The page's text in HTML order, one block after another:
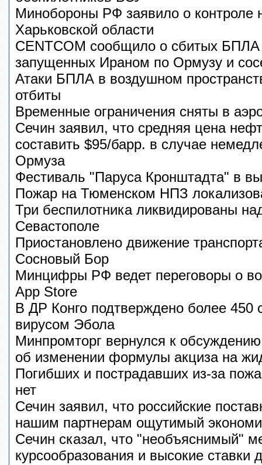
Минобороны РФ заявило о контроле
Харьковской области
CENTCOM сообщило о сбитых БПЛА
запущенных Ираном по Ормузу и
Атаки БПЛА в воздушном
отбиты
Временные ограничения сняты в
Сечин заявил, что средняя цена
составить $95/барр. в случае
Ормуза
Фестиваль "Паруса Кронштадта" в
Пожар на Тюменском НПЗ
Три беспилотника ликвидированы
Севастополе
Приостановлено движение
Сосновый Бор
Минцифры РФ ведет переговоры о
App Store
В ДР Конго подтверждено более 450
вирусом Эбола
Минпромторг вернулся к
об изменении формулы акциза на
Погибших и пострадавших из-за
нет
Сечин заявил, что российские
нашим партнерам ощутимый
Сечин сказал, что "необъяснимый"
курсообразования и высокие ставки